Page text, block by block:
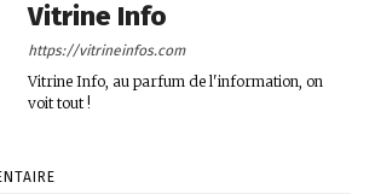
Vitrine Info
https://vitrineinfos.com
Vitrine Info, au parfum de l'information, on
voit tout !